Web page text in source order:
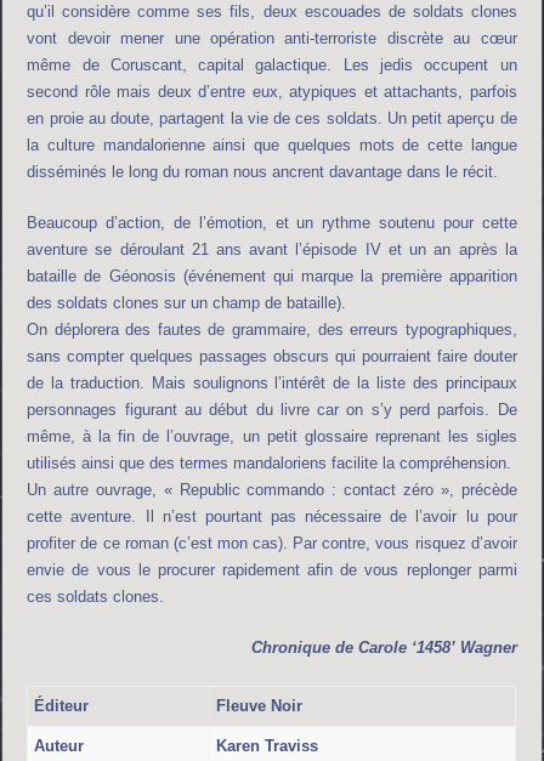
qu’il considère comme ses fils, deux escouades de soldats clones
vont devoir mener une opération anti-terroriste discrète au cœur
même de Coruscant, capital galactique. Les jedis occupent un
second rôle mais deux d’entre eux, atypiques et attachants, parfois
en proie au doute, partagent la vie de ces soldats. Un petit aperçu de
la culture mandalorienne ainsi que quelques mots de cette langue
disséminés le long du roman nous ancrent davantage dans le récit.
Beaucoup d’action, de l’émotion, et un rythme soutenu pour cette
aventure se déroulant 21 ans avant l’épisode IV et un an après la
bataille de Géonosis (événement qui marque la première apparition
des soldats clones sur un champ de bataille).
On déplorera des fautes de grammaire, des erreurs typographiques,
sans compter quelques passages obscurs qui pourraient faire douter
de la traduction. Mais soulignons l’intérêt de la liste des principaux
personnages figurant au début du livre car on s’y perd parfois. De
même, à la fin de l’ouvrage, un petit glossaire reprenant les sigles
utilisés ainsi que des termes mandaloriens facilite la compréhension.
Un autre ouvrage, « Republic commando : contact zéro », précède
cette aventure. Il n’est pourtant pas nécessaire de l’avoir lu pour
profiter de ce roman (c’est mon cas). Par contre, vous risquez d’avoir
envie de vous le procurer rapidement afin de vous replonger parmi
ces soldats clones.
Chronique de Carole ‘1458’ Wagner
Éditeur Fleuve Noir
Auteur Karen Traviss